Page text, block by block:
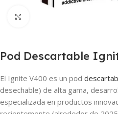
Pod Descartable
El Ignite V400 es un pod
desechable) de alta gama,
especializada en productos